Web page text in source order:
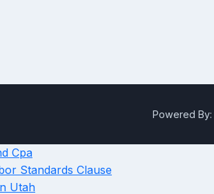
Powered By:
Cpa
Standards Clause
Utah